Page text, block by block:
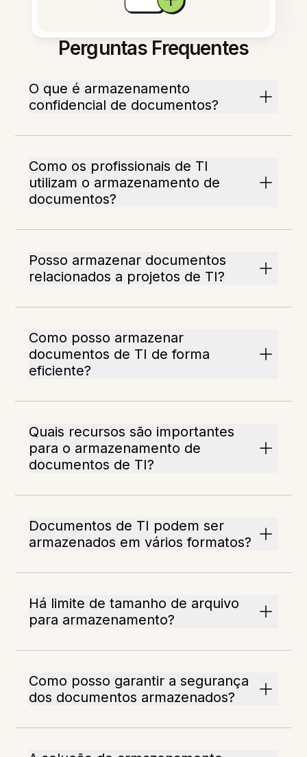
Perguntas Frequentes
O que é armazenamento
confidencial de documentos?
Como os profissionais de TI
utilizam o armazenamento de
documentos?
Posso armazenar documentos
relacionados a projetos de TI?
Como posso armazenar
documentos de TI de forma
eficiente?
Quais recursos são importantes
para o armazenamento de
documentos de TI?
Documentos de TI podem ser
armazenados em vários formatos?
Há limite de tamanho de arquivo
para armazenamento?
Como posso garantir a segurança
dos documentos armazenados?